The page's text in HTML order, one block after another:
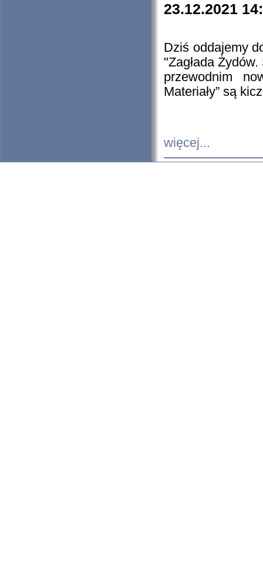
23.12.2021
Dziś oddajemy
"Zagłada
przewodnim
Materiały” są
więcej...